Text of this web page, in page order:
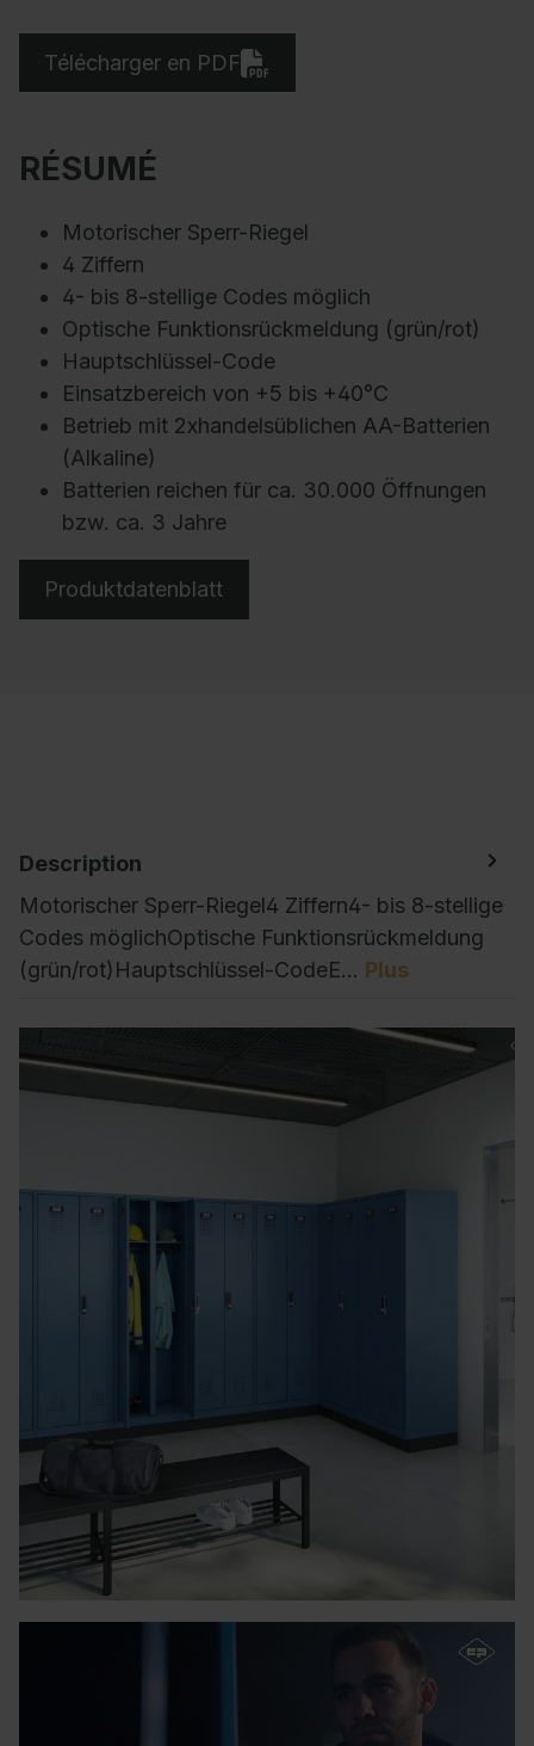
Télécharger en PDF
RÉSUMÉ
Motorischer Sperr-Riegel
4 Ziffern
4- bis 8-stellige Codes möglich
Optische Funktionsrückmeldung (grün/rot)
Hauptschlüssel-Code
Einsatzbereich von +5 bis +40°C
Betrieb mit 2xhandelsüblichen AA-Batterien
(Alkaline)
Batterien reichen für ca. 30.000 Öffnungen
bzw. ca. 3 Jahre
Produktdatenblatt
Description
Motorischer Sperr-Riegel4 Ziffern4- bis 8-stellige
Codes möglichOptische Funktionsrückmeldung
(grün/rot)Hauptschlüssel-CodeE… Plus